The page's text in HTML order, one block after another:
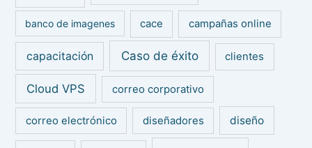
banco de imagenes cace campañas online
capacitación Caso de éxito clientes
Cloud VPS correo corporativo
correo electrónico diseñadores diseño